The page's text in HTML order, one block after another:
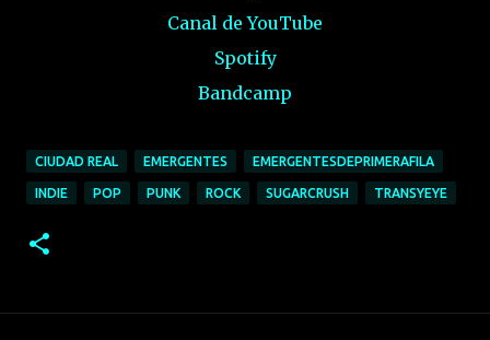
Canal de YouTube
Spotify
Bandcamp
CIUDAD REAL EMERGENTES EMERGENTESDEPRIMERAFILA
INDIE POP PUNK ROCK SUGARCRUSH TRANSYEYE